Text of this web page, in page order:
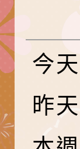
行
「
估
梯
用
函
乳
檢
字
為
益
治
函
性(
檢
今天
昨天